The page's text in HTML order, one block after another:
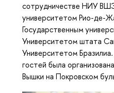
сотрудничестве НИУ
университетом Рио-де-
Государственным
Университетом штата
Университетом
гостей была
Вышки на Покровском